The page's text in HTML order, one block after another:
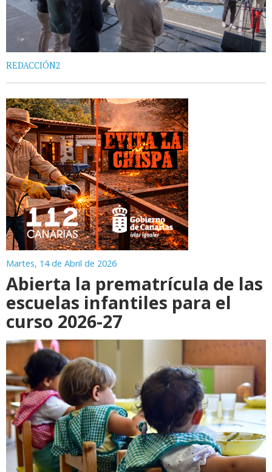
REDACCIÓN2
Martes, 14 de Abril de 2026
Abierta la prematrícula de las
escuelas infantiles para el
curso 2026-27